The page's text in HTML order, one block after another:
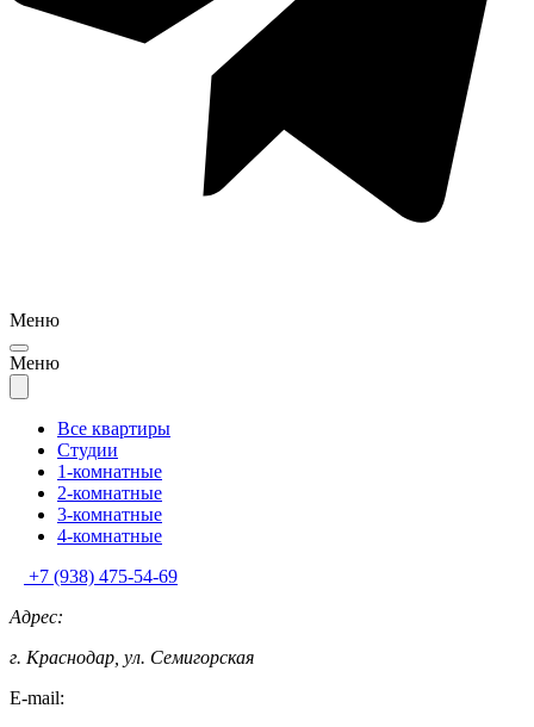
Меню
Меню
Все квартиры
Студии
1-комнатные
2-комнатные
3-комнатные
4-комнатные
+7 (938) 475-54-69
Адрес:
г. Краснодар, ул. Семигорская
E-mail: